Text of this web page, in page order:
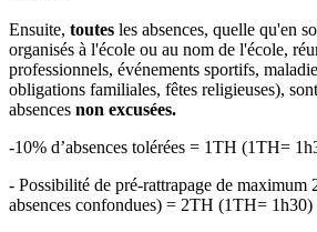
Ensuite, toutes les absences, quelle qu'en
organisés à l'école ou au nom de l'école,
professionnels, événements sportifs,
obligations familiales, fêtes religieuses),
absences non excusées.
-10% d’absences tolérées = 1TH (1TH=
- Possibilité de pré-rattrapage de maximum
absences confondues) = 2TH (1TH= 1h30)